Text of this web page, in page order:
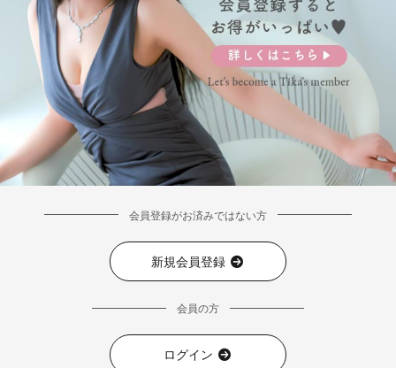
会員登録がお済みではない方
新規会員登録
会員の方
ログイン